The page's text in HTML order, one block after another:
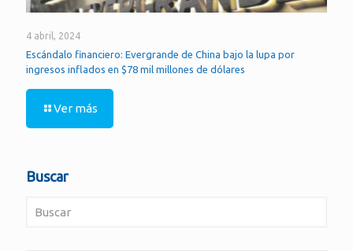
4 abril, 2024
Escándalo financiero: Evergrande de China bajo la lupa por
ingresos inflados en $78 mil millones de dólares
Ver más
Buscar